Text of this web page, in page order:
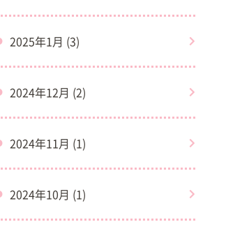
2025年1月 (3)
2024年12月 (2)
2024年11月 (1)
2024年10月 (1)